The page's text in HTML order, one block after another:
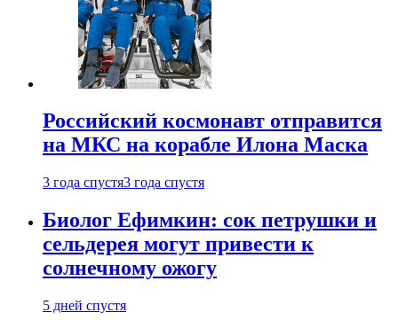
Российский космонавт отправится
на МКС на корабле Илона Маска
3 года спустя3 года спустя
Биолог Ефимкин: сок петрушки и
сельдерея могут привести к
солнечному ожогу
5 дней спустя